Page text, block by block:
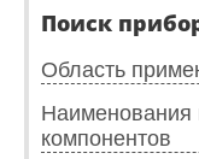
Поиск
Область
Наименования
компонентов